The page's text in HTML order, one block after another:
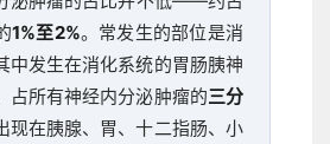
1%至2%。常发生的部位是消
中发生在消化系统的胃肠胰神
占所有神经内分泌肿瘤的三分
现在胰腺、胃、十二指肠、小